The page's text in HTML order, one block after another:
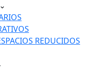
⌄
REDUCIDOS